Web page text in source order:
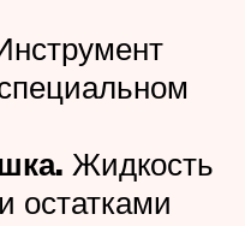
Жидкость
остатками